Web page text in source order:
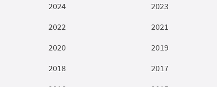
2024
2023
2022
2021
2020
2019
2018
2017